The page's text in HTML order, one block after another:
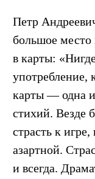
Петр
большое место
в карты:
употребление,
карты — одна
стихий. Везде
страсть к
азартной.
и всегда.